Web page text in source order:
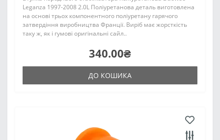
Leganza 1997-2008 2.0L Поліуретанова деталь виготовлена
на основі трьох компонентного поліуретану гарячого
затвердіння виробництва Франції. Виріб має жорсткість
таку ж, як і гумові оригінальні сайл..
340.00₴
ДО КОШИКА